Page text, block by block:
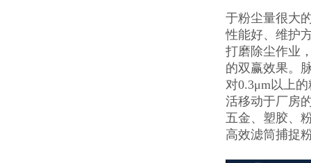
于粉尘量很大
性能好、维护
打磨除尘作业
的双赢效果。
对0.3μm以上
活移动于厂房
五金、塑胶、
高效滤筒捕捉